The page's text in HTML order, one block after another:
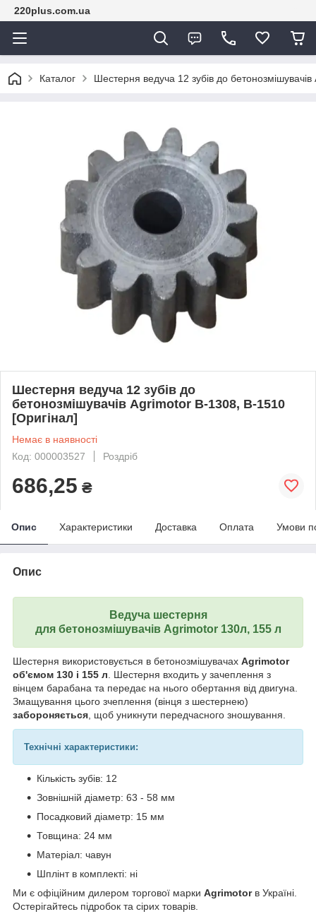
220plus.com.ua
Каталог Шестерня ведуча 12 зубів до
Шестерня ведуча 12 зубів до
бетонозмішувачів Agrimotor B-1308, B-1510
[Оригінал]
Немає в наявності
Код: 000003527
Роздріб
686,25 ₴
Опис Характеристики Доставка Оплата Умови
Опис
Ведуча шестерня
для бетонозмішувачів Agrimotor 130л, 155 л
Шестерня використовується в бетонозмішувачах Agrimotor
об'ємом 130 і 155 л . Шестерня входить у зачеплення з
вінцем барабана та передає на нього обертання від двигуна.
Змащування цього зчеплення (вінця з шестернею)
забороняється , щоб уникнути передчасного зношування.
Технічні характеристики:
Кількість зубів: 12
Зовнішній діаметр: 63 - 58 мм
Посадковий діаметр: 15 мм
Товщина: 24 мм
Матеріал: чавун
Шплінт в комплекті: ні
Ми є офіційним дилером торгової марки Agrimotorв Україні.
Остерігайтесь підробок та сірих товарів.